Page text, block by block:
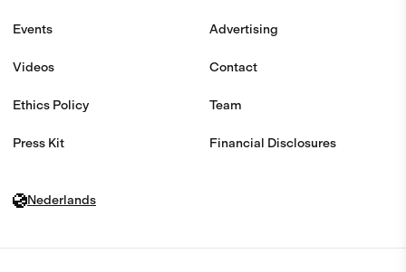
Events
Videos
Ethics Policy
Press Kit
Advertising
Contact
Team
Financial Disclosures
Nederlands